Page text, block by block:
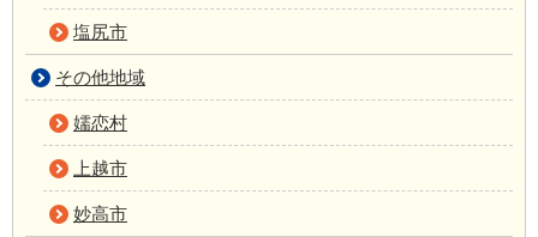
塩尻市
その他地域
嬬恋村
上越市
妙高市